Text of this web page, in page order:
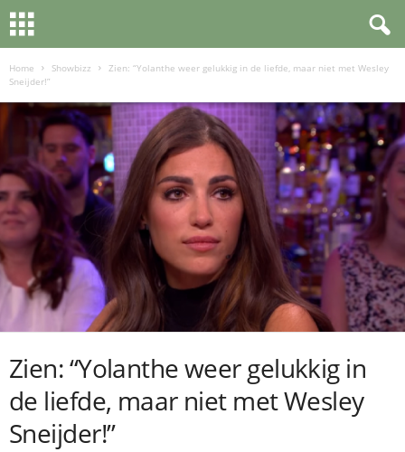
Home Showbizz
Zien: “Yolanthe weer gelukkig in de liefde, maar niet met Wesley
Sneijder!”
Zien: “Yolanthe weer gelukkig in
de liefde, maar niet met Wesley
Sneijder!”